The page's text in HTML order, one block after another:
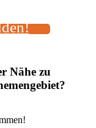
Nähe zu